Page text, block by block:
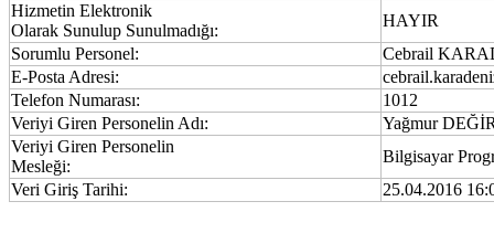
Hizmetin Elektronik
Olarak Sunulup Sunulmadığı:
HAYIR
Sorumlu Personel:
Cebrail
E-Posta Adresi:
Telefon Numarası:
1012
Veriyi Giren Personelin Adı:
Yağmur
Veriyi Giren Personelin
Mesleği:
Bilgisayar
Veri Giriş Tarihi:
25.04.2016